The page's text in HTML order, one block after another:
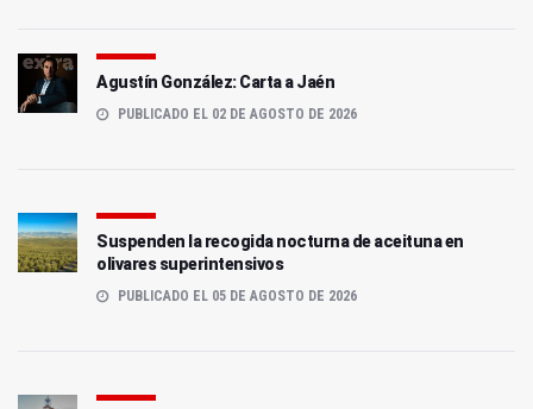
Agustín González: Carta a Jaén
PUBLICADO EL 02 DE AGOSTO DE 2026
Suspenden la recogida nocturna de aceituna en
olivares superintensivos
PUBLICADO EL 05 DE AGOSTO DE 2026